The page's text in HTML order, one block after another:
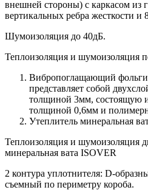
внешней стороны) c каркасом из
вертикальных ребра жесткости и
Шумоизоляция до 40дБ.
Теплоизоляция и шумоизоляция
Вибропоглащающий
представляет собой
толщиной 3мм, состоящую
толщиной 0,6мм и
Утеплитель минеральная
Теплоизоляция и шумоизоляция
минеральная вата ISOVER
2 контура уплотнителя: D-
съемный по периметру короба.